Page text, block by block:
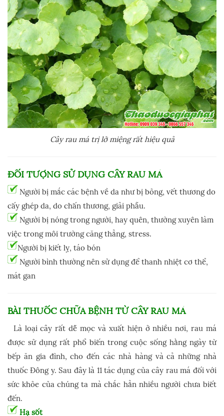
Cây rau má trị lở miệng rất hiệu quả
ĐỐI TƯỢNG SỬ DỤNG CÂY RAU MÁ
Người bị mắc các bệnh về da như bị bỏng, vết thương do
cấy ghép da, do chấn thương, giải phẫu.
Người bị nóng trong người, hay quên, thường xuyên làm
việc trong môi trường căng thẳng, stress.
Người bị kiết lỵ, táo bón
Người bình thường nên sử dụng để thanh nhiệt cơ thể,
mát gan
BÀI THUỐC CHỮA BỆNH TỪCÂY RAU MÁ
Là loại cây rất dễ mọc và xuất hiện ở nhiều nơi, rau má
được sử dụng rất phổ biến trong cuộc sống hằng ngày từ
bếp ăn gia đình, cho đến các nhà hàng và cả những nhà
thuốc Đông y. Sau đây là 11 tác dụng của cây rau má đối với
sức khỏe của chúng ta mà chắc hẳn nhiều người chưa biết
đến.
Hạ sốt